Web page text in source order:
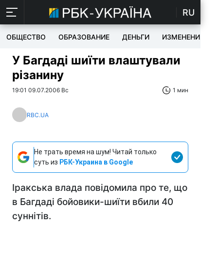
RU
ОБЩЕСТВО ОБРАЗОВАНИЕ ДЕНЬГИ ИЗМЕНЕНИЯ
У Багдаді шиїти влаштували
різанину
19:01 09.07.2006 Вс 1 мин
RBC.UA
Не трать время на шум! Читай только
суть из РБК-Украина в Google
Іракська влада повідомила про те, що
в Багдаді бойовики-шиїти вбили 40
суннітів.